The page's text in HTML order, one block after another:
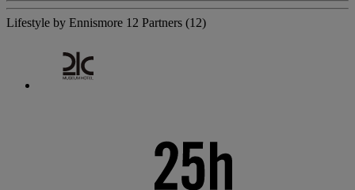
Lifestyle by Ennismore 12 Partners (12)